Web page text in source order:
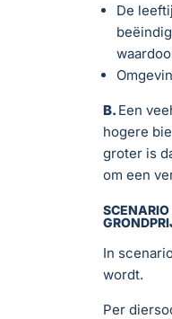
De
B. Een
hogere
groter is
om een
In
wordt.
Per